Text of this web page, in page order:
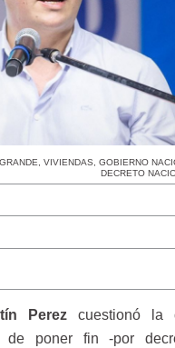
VIVIENDAS GOBIERNO
DECRETO
Perez cuestionó la
de poner fin -por